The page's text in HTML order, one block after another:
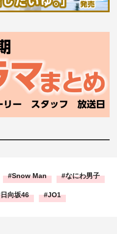
Snow Man なにわ男子
日向坂46 JO1